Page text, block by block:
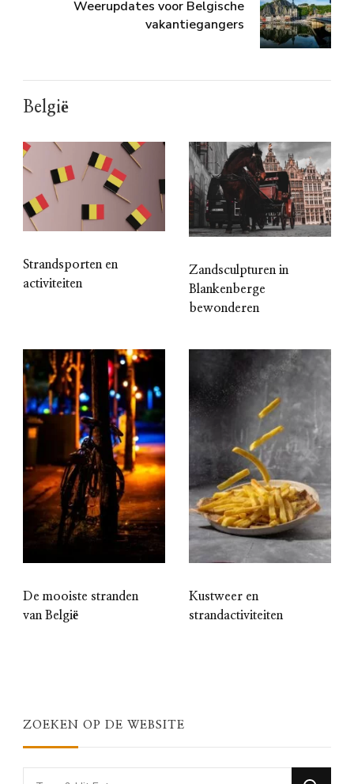
Weerupdates voor Belgische
vakantiegangers
België
Strandsporten en
activiteiten
Zandsculpturen in
Blankenberge
bewonderen
De mooiste stranden
van België
Kustweer en
strandactiviteiten
ZOEKEN OP DE WEBSITE
Looking